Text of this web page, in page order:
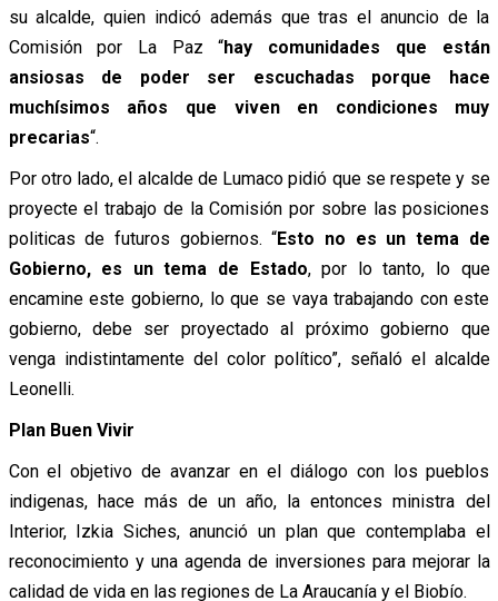
su alcalde, quien indicó además que tras el anuncio de la
Comisión por La Paz “hay comunidades que están
ansiosas de poder ser escuchadas porque hace
muchísimos años que viven en condiciones muy
precarias“.
Por otro lado, el alcalde de Lumaco pidió que se respete y se
proyecte el trabajo de la Comisión por sobre las posiciones
politicas de futuros gobiernos. “Esto no es un tema de
Gobierno, es un tema de Estado, por lo tanto, lo que
encamine este gobierno, lo que se vaya trabajando con este
gobierno, debe ser proyectado al próximo gobierno que
venga indistintamente del color político”, señaló el alcalde
Leonelli.
Plan Buen Vivir
Con el objetivo de avanzar en el diálogo con los pueblos
indigenas, hace más de un año, la entonces ministra del
Interior, Izkia Siches, anunció un plan que contemplaba el
reconocimiento y una agenda de inversiones para mejorar la
calidad de vida en las regiones de La Araucanía y el Biobío.